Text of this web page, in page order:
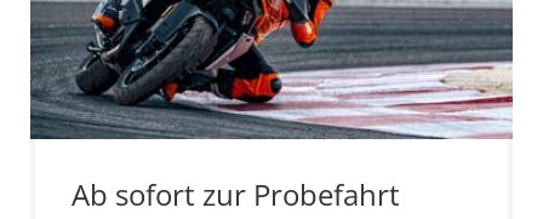
Ab sofort zur Probefahrt